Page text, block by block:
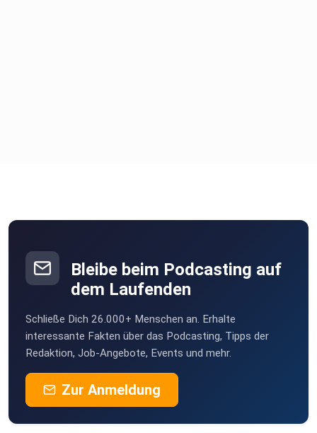
Bleibe beim Podcasting auf
dem Laufenden
Schließe Dich 26.000+ Menschen an. Erhalte
interessante Fakten über das Podcasting, Tipps der
Redaktion, Job-Angebote, Events und mehr.
Zur Anmeldung